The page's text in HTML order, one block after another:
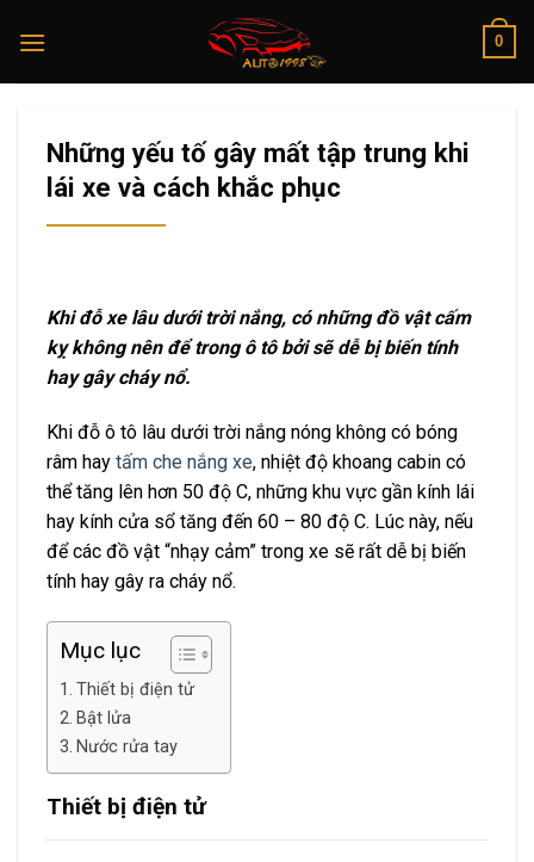
0
Những yếu tố gây mất tập trung khi
lái xe và cách khắc phục
Khi đỗ xe lâu dưới trời nắng, có những đồ vật cấm
kỵ không nên để trong ô tô bởi sẽ dễ bị biến tính
hay gây cháy nổ.
Khi đỗ ô tô lâu dưới trời nắng nóng không có bóng
râm hay tấm che nắng xe, nhiệt độ khoang cabin có
thể tăng lên hơn 50 độ C, những khu vực gần kính lái
hay kính cửa sổ tăng đến 60 – 80 độ C. Lúc này, nếu
để các đồ vật “nhạy cảm” trong xe sẽ rất dễ bị biến
tính hay gây ra cháy nổ.
Mục lục
Thiết bị điện tử
Bật lửa
Nước rửa tay
Thiết bị điện tử